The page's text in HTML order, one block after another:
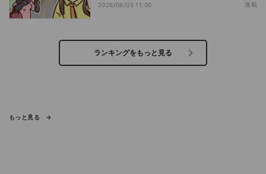
2026/08/05 11:00 連載
ランキングをもっと見る
もっと見る